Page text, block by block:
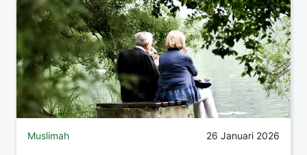
Muslimah 26 Januari 2026